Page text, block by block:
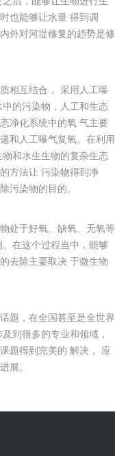
也能够让水量 得到调
外对河堤修复的趋势是修
相互结合， 采用人工曝
的污染物，人工和生态
净化系统中的氧 气主要
和人工曝气复氧。在利用
和水生生物的复杂生态
方法让 污染物得到净
污染物的目的。
处于好氧、缺氧、无氧等
在这个过程当中，能够
去除主要取决 于微生物
题，在全国甚至是全世界
到很多的专业和领域，
题得到完美的 解决， 应
展。